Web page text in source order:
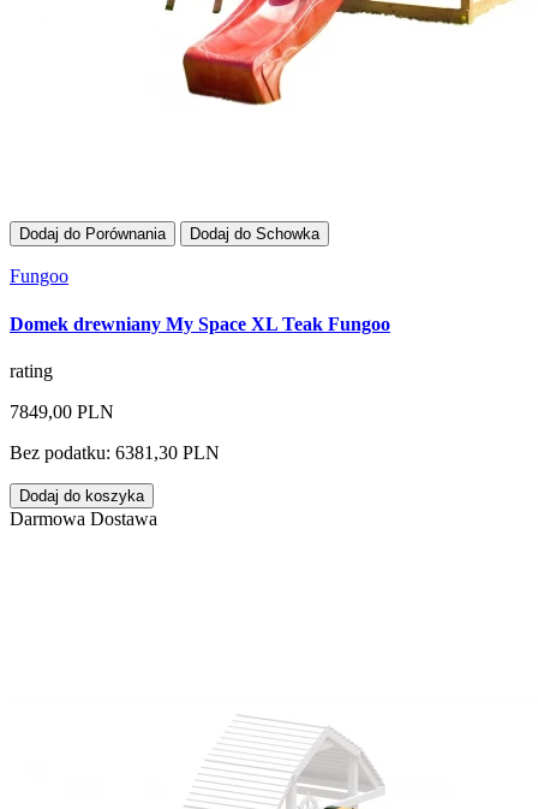
Dodaj do Porównania Dodaj do Schowka
Fungoo
Domek drewniany My Space XL Teak Fungoo
rating
7849,00 PLN
Bez podatku: 6381,30 PLN
Dodaj do koszyka
Darmowa Dostawa